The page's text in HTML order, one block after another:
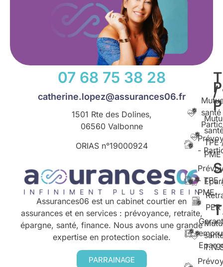
07 68 75 38 28
catherine.lopez@assurances06.fr
1501 Rte des Dolines,
06560 Valbonne
ORIAS n°19000924
Assurances06 est un cabinet courtier en
assurances et en services : prévoyance, retraite,
épargne, santé, finance. Nous avons une grande
expertise en protection sociale.
PARRAINAGE
/
TPE
PME
- TPE
PME
-
PER